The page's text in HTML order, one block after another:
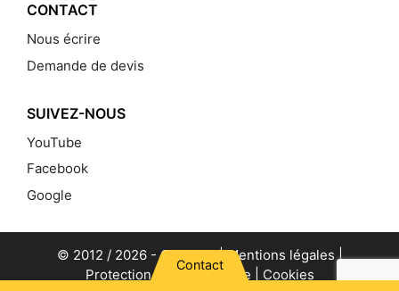
CONTACT
Nous écrire
Demande de devis
SUIVEZ-NOUS
YouTube
Facebook
Google
© 2012 / 2026 -Gillet TP|Mentions légales |
Protection de la vie privée
Cookies
Contact